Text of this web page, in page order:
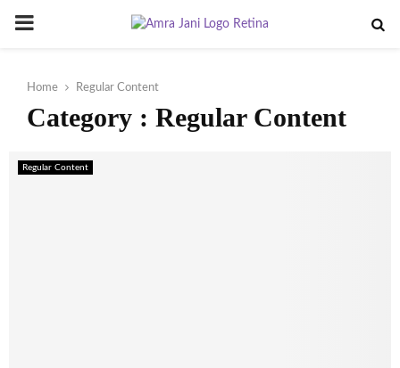
PRIMARY
Home Regular Content
Category : Regular Content
Regular Content